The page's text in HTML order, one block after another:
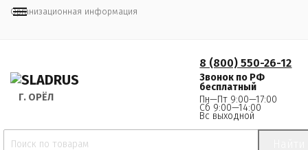
Организационная информация
Г. ОРЁЛ
8 (800) 550-26-12
Звонок по РФ
бесплатный
Пн—Пт 9:00—17:00
Сб 9:00—14:00
Вс выходной